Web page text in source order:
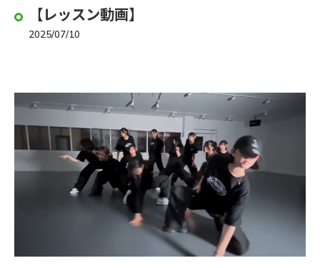
【レッスン動画】
2025/07/10